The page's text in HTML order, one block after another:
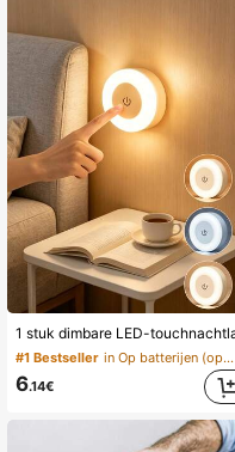
#1 Bestseller in Op batterijen (oplaadbare batterij) Nachtlampje
6.14€